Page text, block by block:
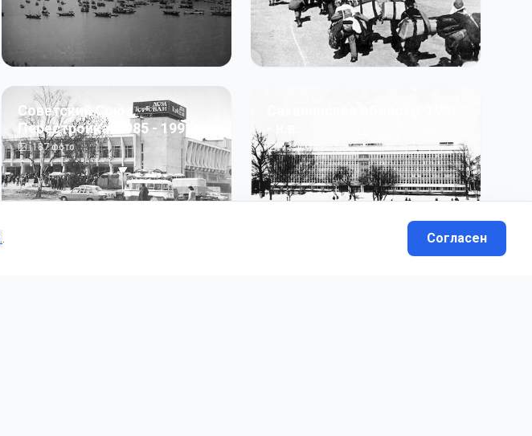
Советский Союз.
Перестройка: 1985 - 1991 гг
187фото 13фото
Согласен